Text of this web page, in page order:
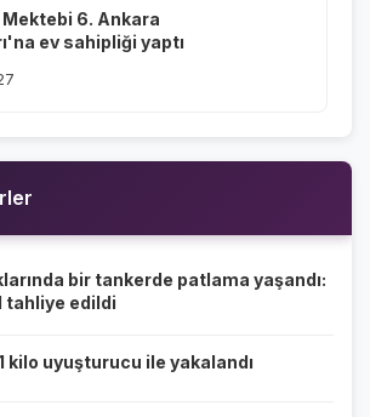
6. Ankara
ev sahipliği yaptı
bir tankerde patlama yaşandı:
tahliye edildi
kilo uyuşturucu ile yakalandı